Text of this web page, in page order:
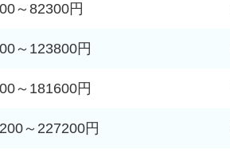
～82300円
～123800円
～181600円
～227200円